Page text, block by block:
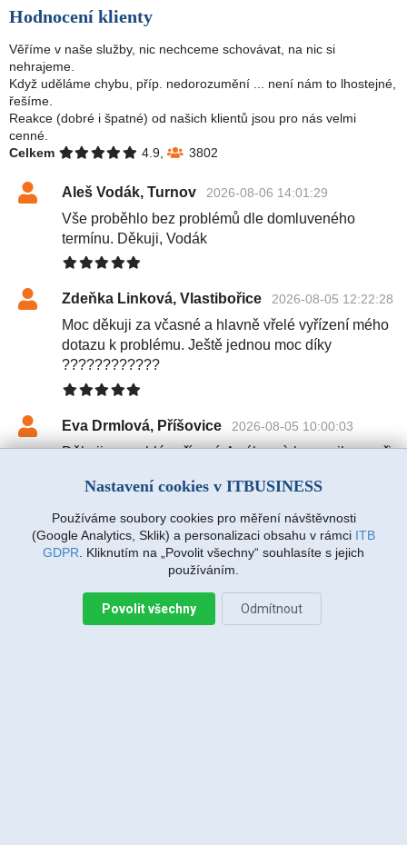
Hodnocení klienty
Věříme v naše služby, nic nechceme schovávat, na nic si
nehrajeme.
Když uděláme chybu, příp. nedorozumění ... není nám to lhostejné,
řešíme.
Reakce (dobré i špatné) od našich klientů jsou pro nás velmi
cenné.
Celkem
4.9, 3802
Aleš Vodák, Turnov 2026-08-06 14:01:29
Vše proběhlo bez problémů dle domluveného
termínu. Děkuji, Vodák
Zdeňka Linková, Vlastibořice 2026-08-05 12:22:28
Moc děkuji za včasné a hlavně vřelé vyřízení mého
dotazu k problému. Ještě jednou moc díky
????????????
Eva Drmlová, Příšovice 2026-08-05 10:00:03
Děkuji za rychlé vyřízení. A výbornà komunikace při
Martin Vanda, Bakov nad Jizerou
2026-08-04 20:33:07
Jiří Sadílek, Liberec 2026-08-03 20:08:43
Nastavení cookies v ITBUSINESS
Používáme soubory cookies pro měření návštěvnosti
(Google Analytics, Sklik) a personalizaci obsahu v rámci ITB
GDPR . Kliknutím na „Povolit všechny“ souhlasíte s jejich
používáním.
Povolit všechny Odmítnout